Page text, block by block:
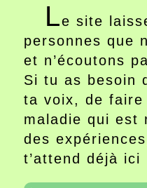
Le site
personnes que
et n’écoutons
Si tu as besoin
ta voix, de
maladie qui est
des
t’attend déjà ici